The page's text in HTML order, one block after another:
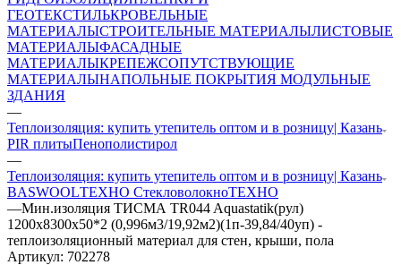
ГЕОТЕКСТИЛЬКРОВЕЛЬНЫЕ
МАТЕРИАЛЫСТРОИТЕЛЬНЫЕ МАТЕРИАЛЫЛИСТОВЫЕ
МАТЕРИАЛЫФАСАДНЫЕ
МАТЕРИАЛЫКРЕПЕЖСОПУТСТВУЮЩИЕ
МАТЕРИАЛЫНАПОЛЬНЫЕ ПОКРЫТИЯ МОДУЛЬНЫЕ
ЗДАНИЯ
—
Теплоизоляция: купить утепитель оптом и в розницу| Казань
PIR плитыПенополистирол
—
Теплоизоляция: купить утепитель оптом и в розницу| Казань
BASWOOLТЕХНО СтекловолокноТЕХНО
—Мин.изоляция ТИСМА TR044 Aquastatik(рул)
1200х8300х50*2 (0,996м3/19,92м2)(1п-39,84/40уп) -
теплоизоляционный материал для стен, крыши, пола
Артикул: 702278